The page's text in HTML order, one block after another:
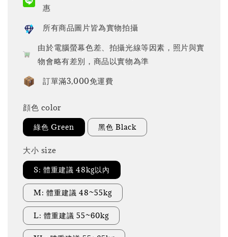
惠
所有商品圖片皆為實物拍攝
由於電腦螢幕色差、拍攝光線等因素，照片與實
物會略有差別，商品以實物為準
訂單滿3,000免運費
顔色 color
綠色 Green 黑色 Black
大小 size
S: 體重建議 48kg以內
M: 體重建議 48~55kg
L: 體重建議 55~60kg